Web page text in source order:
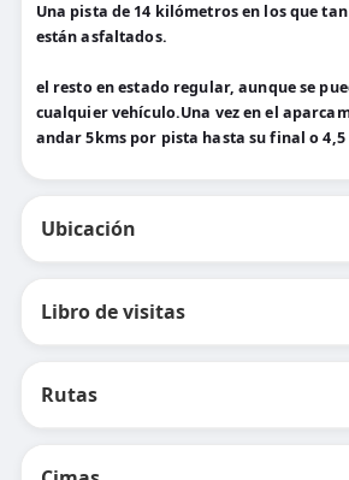
Una pista de 14 kilómetros en los que
están asfaltados.
el resto en estado regular, aunque se
cualquier vehículo.Una vez en el
andar 5kms por pista hasta su final o
Ubicación
Libro de visitas
Rutas